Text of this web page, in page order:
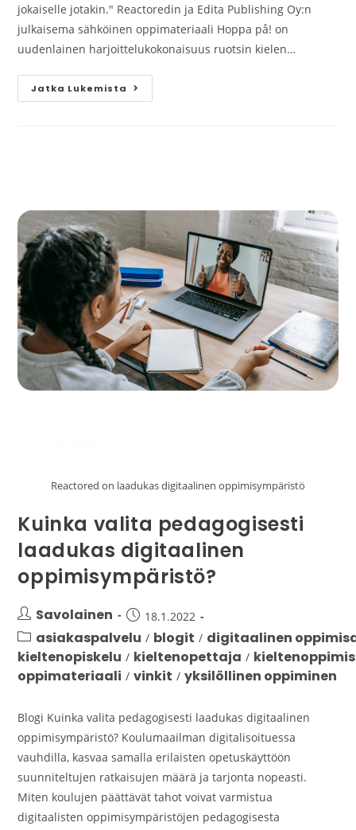
jokaiselle jotakin." Reactoredin ja Edita Publishing Oy:n
julkaisema sähköinen oppimateriaali Hoppa på! on
uudenlainen harjoittelukokonaisuus ruotsin kielen…
Jatka Lukemista
Reactored on laadukas digitaalinen oppimisympäristö
Kuinka valita pedagogisesti
laadukas digitaalinen
oppimisympäristö?
Savolainen 18.1.2022
asiakaspalvelu / blogit / digitaalinen
kieltenopiskelu / kieltenopettaja /
oppimateriaali / vinkit / yksilöllinen oppiminen
Blogi Kuinka valita pedagogisesti laadukas digitaalinen
oppimisympäristö? Koulumaailman digitalisoituessa
vauhdilla, kasvaa samalla erilaisten opetuskäyttöön
suunniteltujen ratkaisujen määrä ja tarjonta nopeasti.
Miten koulujen päättävät tahot voivat varmistua
digitaalisten oppimisympäristöjen pedagogisesta